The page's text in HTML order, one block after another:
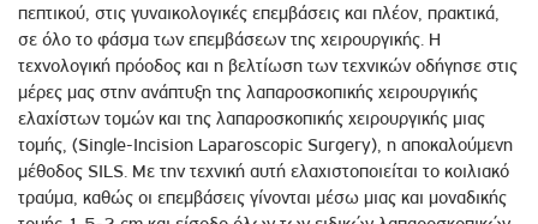
πεπτικού, στις γυναικολογικές επεμβάσεις και πλέον, πρακτικά,
σε όλο το φάσμα των επεμβάσεων της χειρουργικής. Η
τεχνολογική πρόοδος και η βελτίωση των τεχνικών οδήγησε στις
μέρες μας στην ανάπτυξη της λαπαροσκοπικής χειρουργικής
ελαχίστων τομών και της λαπαροσκοπικής χειρουργικής μιας
τομής, (Single-Incision Laparoscopic Surgery), η αποκαλούμενη
μέθοδος SILS. Με την τεχνική αυτή ελαχιστοποιείται το κοιλιακό
τραύμα, καθώς οι επεμβάσεις γίνονται μέσω μιας και μοναδικής